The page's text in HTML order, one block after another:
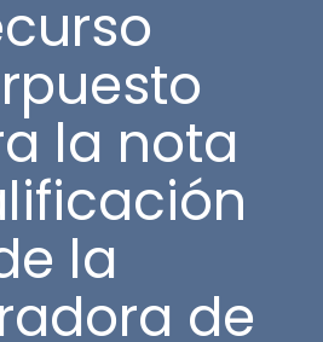
la nota
la
de